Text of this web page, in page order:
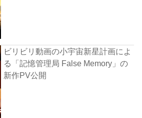
ビリビリ動画の小宇宙新星計画によ
る「記憶管理局 False Memory」の
新作PV公開